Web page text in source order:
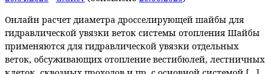
Онлайн расчет диаметра дросселирующей шайбы для
гидравлической увязки веток системы отопления Шайбы
применяются для гидравлической увязки отдельных
веток, обсуживающих отопление вестибюлей, лестничных